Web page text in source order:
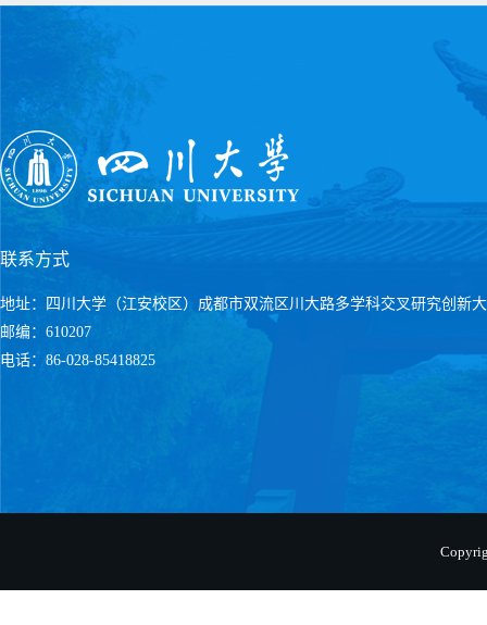
联系方式
地址：四川大学（江安校区）成都市双流区川大路多学科交叉研究创新
邮编：610207
电话：86-028-85418825